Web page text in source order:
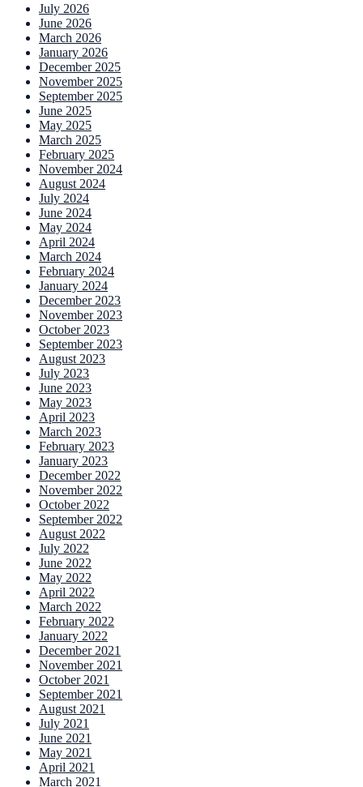
July 2026
June 2026
March 2026
January 2026
December 2025
November 2025
September 2025
June 2025
May 2025
March 2025
February 2025
November 2024
August 2024
July 2024
June 2024
May 2024
April 2024
March 2024
February 2024
January 2024
December 2023
November 2023
October 2023
September 2023
August 2023
July 2023
June 2023
May 2023
April 2023
March 2023
February 2023
January 2023
December 2022
November 2022
October 2022
September 2022
August 2022
July 2022
June 2022
May 2022
April 2022
March 2022
February 2022
January 2022
December 2021
November 2021
October 2021
September 2021
August 2021
July 2021
June 2021
May 2021
April 2021
March 2021